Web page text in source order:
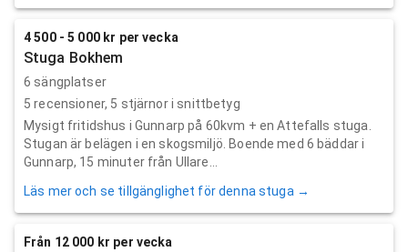
4 500 - 5 000 kr per vecka
Stuga Bokhem
6 sängplatser
5 recensioner, 5 stjärnor i snittbetyg
Mysigt fritidshus i Gunnarp på 60kvm + en Attefalls stuga.
Stugan är belägen i en skogsmiljö. Boende med 6 bäddar i
Gunnarp, 15 minuter från Ullare...
Läs mer och se tillgänglighet för denna stuga →
Från 12 000 kr per vecka